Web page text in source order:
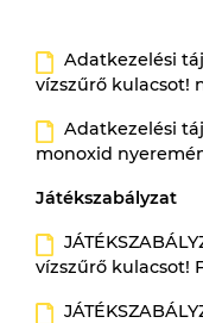
Adatkezelési
vízszűrő kulacsot!
Adatkezelési
monoxid
Játékszabályzat
vízszűrő kulacsot!